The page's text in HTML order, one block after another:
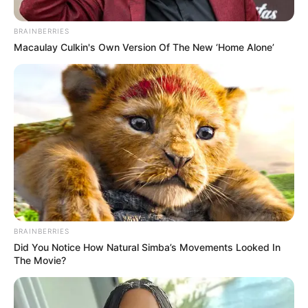
Cortesía: DENUNCIAS ANTIOQUIA.
Conductor de furgón, presuntamente en estado de
alicoramiento, embistió a una menor que murió en la
Floresta
Por: Yuli Metaute Londoño
BRAINBERRIES
Macaulay Culkin's Own Version Of The New ‘Home Alone’
BRAINBERRIES
Did You Notice How Natural Simba’s Movements Looked In
The Movie?